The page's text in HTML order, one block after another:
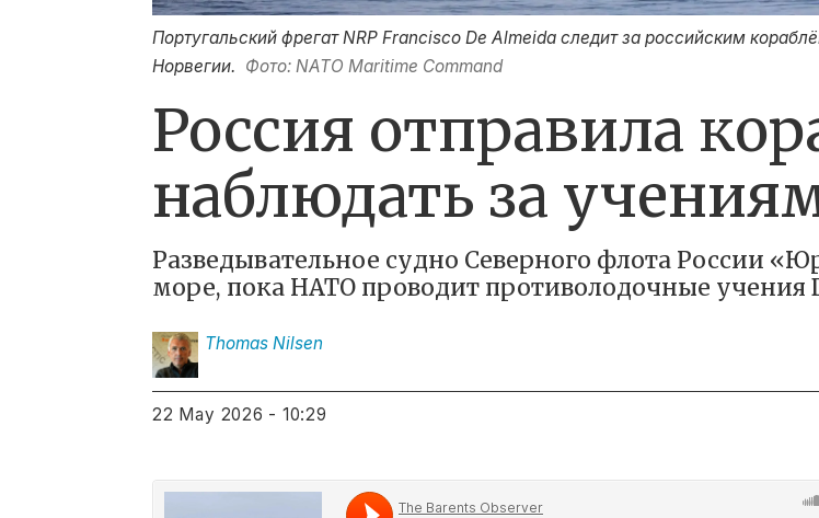
Португальский фрегат NRP Francisco De Almeida следит за российским
Норвегии. Фото: NATO Maritime Command
Россия отправила
наблюдать за
Разведывательное судно Северного флота России
море, пока НАТО проводит противолодочные учения
Thomas Nilsen
22 May 2026 - 10:29